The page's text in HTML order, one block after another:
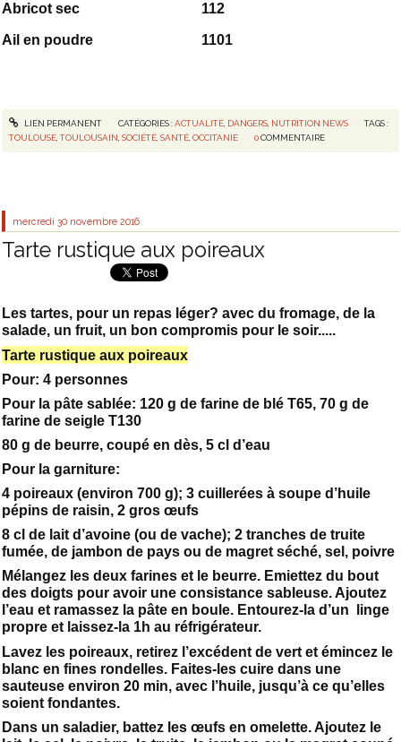
Abricot sec 112
Ail en poudre 1101
LIEN PERMANENT CATÉGORIES :ACTUALITÉ, DANGERS, NUTRITION NEWS
TAGS :
TOULOUSE,TOULOUSAIN,SOCIÉTÉ,SANTÉ,OCCITANIE 0 COMMENTAIRE
mercredi 30 novembre 2016
Tarte rustique aux poireaux
Les tartes, pour un repas léger? avec du fromage, de la
salade, un fruit, un bon compromis pour le soir.....
Tarte rustique aux poireaux
Pour: 4 personnes
Pour la pâte sablée: 120 g de farine de blé T65, 70 g de
farine de seigle T130
80 g de beurre, coupé en dès, 5 cl d’eau
Pour la garniture:
4 poireaux (environ 700 g); 3 cuillerées à soupe d’huile
pépins de raisin, 2 gros œufs
8 cl de lait d’avoine (ou de vache); 2 tranches de truite
fumée, de jambon de pays ou de magret séché, sel, poivre
Mélangez les deux farines et le beurre. Emiettez du bout
des doigts pour avoir une consistance sableuse. Ajoutez
l’eau et ramassez la pâte en boule. Entourez-la d’un linge
propre et laissez-la 1h au réfrigérateur.
Lavez les poireaux, retirez l’excédent de vert et émincez le
blanc en fines rondelles. Faites-les cuire dans une
sauteuse environ 20 min, avec l’huile, jusqu’à ce qu’elles
soient fondantes.
Dans un saladier, battez les œufs en omelette. Ajoutez le